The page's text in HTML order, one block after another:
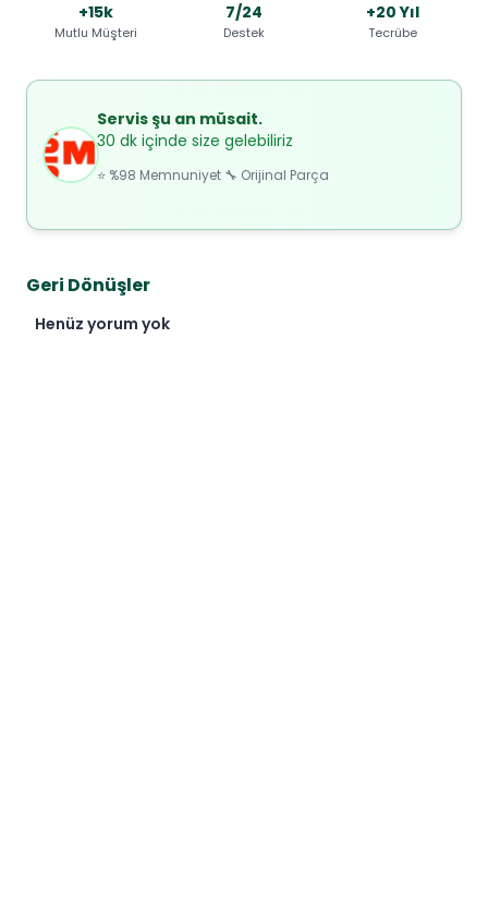
+15k
Mutlu Müşteri
7/24
Destek
+20 Yıl
Tecrübe
Servis şu an müsait.
30 dk içinde size gelebiliriz
⭐ %98 Memnuniyet 🔧 Orijinal Parça
Geri Dönüşler
Henüz yorum yok